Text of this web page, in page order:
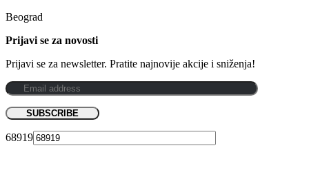
Beograd
Prijavi se za novosti
Prijavi se za newsletter. Pratite najnovije akcije i sniženja!
68919